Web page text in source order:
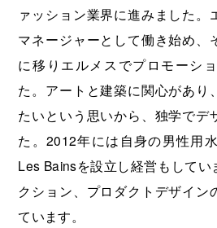
ァッション業界に進みました。
マネージャーとして働き始め、
に移りエルメスでプロモーシ
た。アートと建築に関心があり
たいという思いから、独学でデ
た。2012年には自身の男性用
Les Bainsを設立し経営もしてい
クション、プロダクトデザイン
ています。